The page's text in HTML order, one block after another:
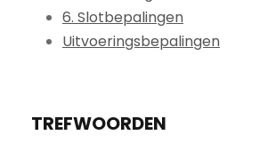
6. Slotbepalingen
Uitvoeringsbepalingen
TREFWOORDEN